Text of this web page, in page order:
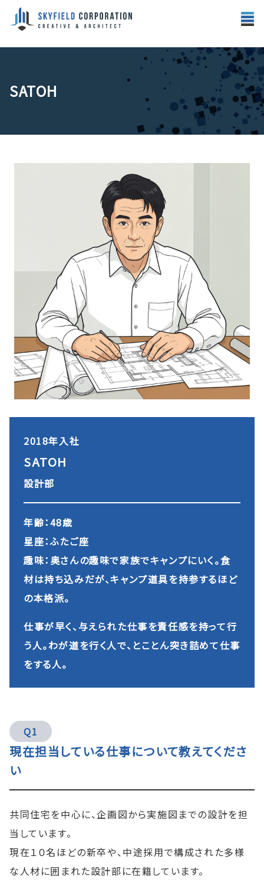
SATOH
2018年入社
SATOH
設計部
年齢：48歳
星座：ふたご座
趣味：奥さんの趣味で家族でキャンプにいく。食
材は持ち込みだが、キャンプ道具を持参するほど
の本格派。
仕事が早く、与えられた仕事を責任感を持って行
う人。わが道を行く人で、とことん突き詰めて仕事
をする人。
Q1
現在担当している仕事について教えてくださ
い
共同住宅を中心に、企画図から実施図までの設計を担
当しています。
現在１０名ほどの新卒や、中途採用で構成された多様
な人材に囲まれた設計部に在籍しています。